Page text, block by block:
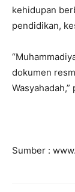
kehidupan
pendidikan,
dokumen
Sumber :